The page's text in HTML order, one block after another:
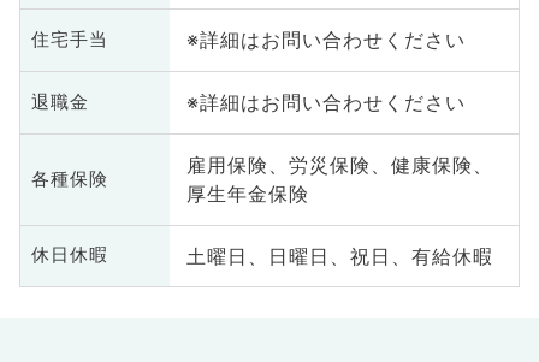
住宅手当 ※詳細はお問い合わせください
退職金 ※詳細はお問い合わせください
各種保険
雇用保険、労災保険、健康保険、
厚生年金保険
休日休暇 土曜日、日曜日、祝日、有給休暇